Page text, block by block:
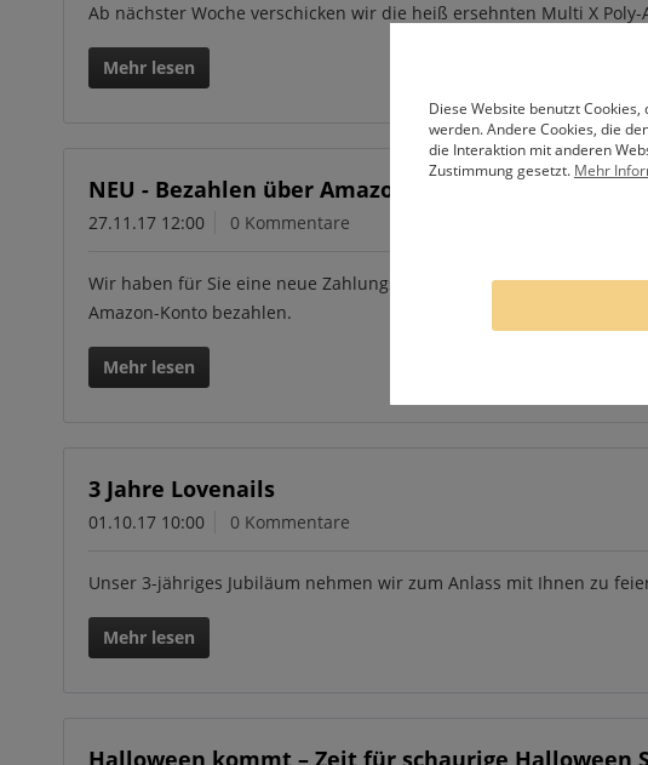
Ab nächster Woche verschicken wir die heiß ersehnten Multi X
Mehr lesen
NEU - Bezahlen über Amazon
27.11.17 12:00 0 Kommentare
Wir haben für Sie eine neue Zahlungsart in unseren Shop
Amazon-Konto bezahlen.
Mehr lesen
3 Jahre Lovenails
01.10.17 10:00 0 Kommentare
Unser 3-jähriges Jubiläum nehmen wir zum Anlass mit Ihnen zu
Mehr lesen
Diese Website benutzt
werden. Andere Cookies, die
die Interaktion mit anderen
Zustimmung gesetzt. Mehr